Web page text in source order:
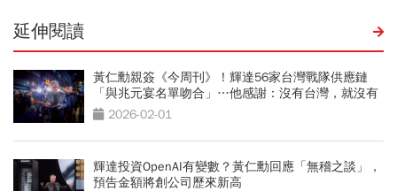
延伸閱讀
黃仁勳親簽《今周刊》！輝達56家台灣戰隊供應鏈
「與兆元宴名單吻合」…他感謝：沒有台灣，就沒有
今天2026-02-01
輝達投資OpenAI有變數？黃仁勳回應「無稽之談」，
預告金額將創公司歷來新高